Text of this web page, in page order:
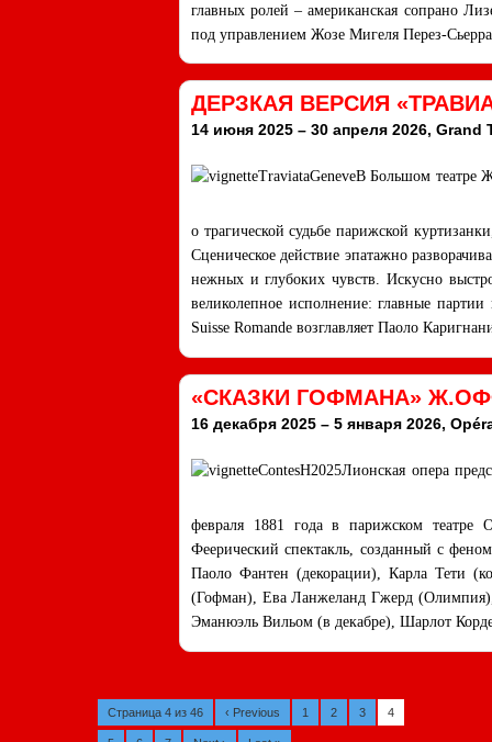
главных ролей – американская сопрано
под управлением Жозе Мигеля Перез-
ДЕРЗКАЯ ВЕРСИЯ
14 июня 2025 – 30 апреля 2026, Grand
В Большом театре
о трагической судьбе парижской
Сценическое действие эпатажно
нежных и глубоких чувств. Искусно
великолепное исполнение: главные
Suisse Romande возглавляет Паоло
«СКАЗКИ ГОФМАНА»
16 декабря 2025 – 5 января 2026,
Лионская опера
февраля 1881 года в парижском театре
Феерический спектакль, созданный с
Паоло Фантен (декорации), Карла Тети
(Гофман), Ева Ланжеланд Гжерд
Эманюэль Вильом (в декабре), Шарлот
Страница 4 из 46 ‹ Previous 1 2 3 4